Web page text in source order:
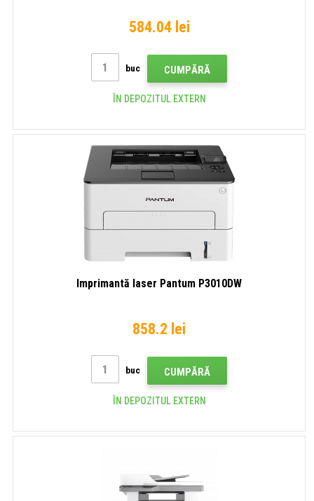
584.04 lei
buc CUMPĂRĂ
ÎN DEPOZITUL EXTERN
Imprimantă laser Pantum P3010DW
858.2 lei
buc CUMPĂRĂ
ÎN DEPOZITUL EXTERN